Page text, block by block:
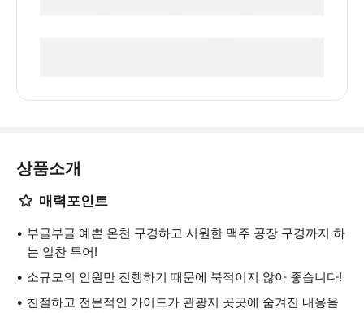
상품소개
매력포인트
부글부글 예쁜 온천 구경하고 시원한 맥주 공장 구경까지 하
는 알찬 투어!
소규모의 인원만 진행하기 때문에 북적이지 않아 좋습니다!
친절하고 전문적인 가이드가 관광지 곳곳에 숨겨진 내용을